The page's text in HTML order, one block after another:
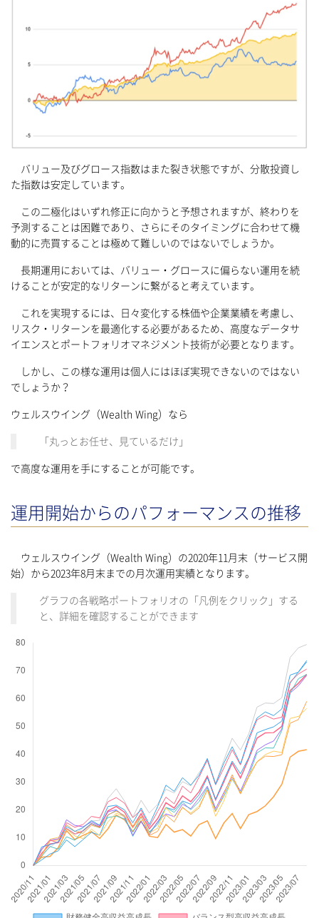
バリュー及びグロース指数はまた裂き状態ですが、分散投資し
た指数は安定しています。
この二極化はいずれ修正に向かうと予想されますが、終わりを
予測することは困難であり、さらにそのタイミングに合わせて機
動的に売買することは極めて難しいのではないでしょうか。
長期運用においては、バリュー・グロースに偏らない運用を続
けることが安定的なリターンに繋がると考えています。
これを実現するには、日々変化する株価や企業業績を考慮し、
リスク・リターンを最適化する必要があるため、高度なデータサ
イエンスとポートフォリオマネジメント技術が必要となります。
しかし、この様な運用は個人にはほぼ実現できないのではない
でしょうか？
ウェルスウイング（Wealth Wing）なら
「丸っとお任せ、見ているだけ」
で高度な運用を手にすることが可能です。
運用開始からのパフォーマンスの推移
ウェルスウイング（Wealth Wing）の2020年11月末（サービス開
始）から2023年8月末までの月次運用実績となります。
グラフの各戦略ポートフォリオの「凡例をクリック」する
と、詳細を確認することができます